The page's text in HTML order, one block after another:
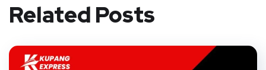
Related Posts